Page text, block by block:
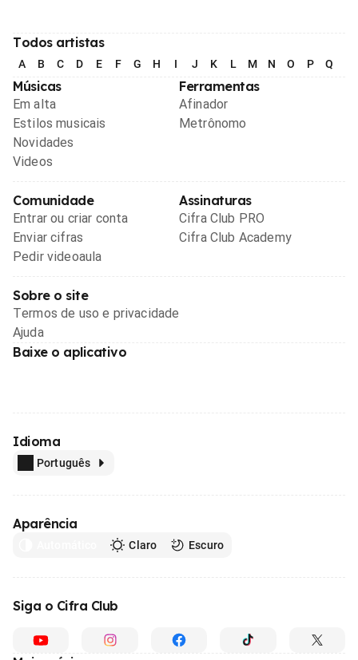
Todos artistas
A B C D E F G H I J K L M N O P Q
Músicas
Em alta
Estilos musicais
Novidades
Videos
Ferramentas
Afinador
Metrônomo
Comunidade
Entrar ou criar conta
Enviar cifras
Pedir videoaula
Assinaturas
Cifra Club PRO
Cifra Club Academy
Sobre o site
Termos de uso e privacidade
Ajuda
Baixe o aplicativo
Idioma
Português
Aparência
Claro Escuro
Siga o Cifra Club